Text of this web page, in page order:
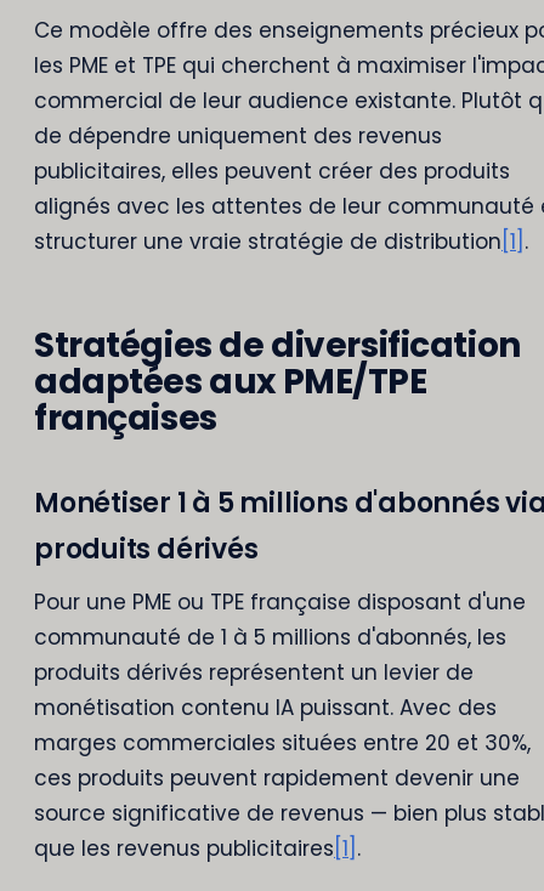
Ce modèle offre des enseignements précieux
les PME et TPE qui cherchent à maximiser
commercial de leur audience existante. Plutôt
de dépendre uniquement des revenus
publicitaires, elles peuvent créer des produits
alignés avec les attentes de leur communauté
structurer une vraie stratégie de distribution [1] .
Stratégies de diversification
adaptées aux PME/TPE
françaises
Monétiser 1 à 5 millions d'abonnés
produits dérivés
Pour une PME ou TPE française disposant d'une
communauté de 1 à 5 millions d'abonnés, les
produits dérivés représentent un levier de
monétisation contenu IA puissant. Avec des
marges commerciales situées entre 20 et 30%,
ces produits peuvent rapidement devenir une
source significative de revenus — bien plus
que les revenus publicitaires [1] .